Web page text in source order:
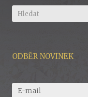
ODBĚR NOVINEK